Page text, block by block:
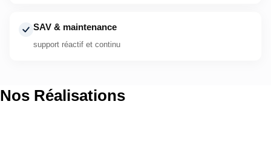
SAV & maintenance
support réactif et continu
Nos Réalisations